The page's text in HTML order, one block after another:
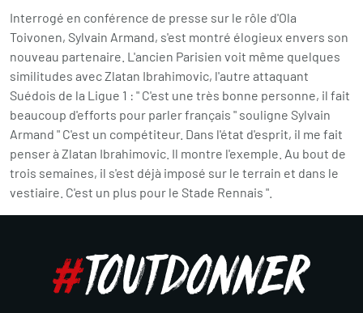
Interrogé en conférence de presse sur le rôle d'Ola
Toivonen, Sylvain Armand, s'est montré élogieux envers son
nouveau partenaire. L'ancien Parisien voit même quelques
similitudes avec Zlatan Ibrahimovic, l'autre attaquant
Suédois de la Ligue 1 : " C'est une très bonne personne, il fait
beaucoup d'efforts pour parler français " souligne Sylvain
Armand " C'est un compétiteur. Dans l'état d'esprit, il me fait
penser à Zlatan Ibrahimovic. Il montre l'exemple. Au bout de
trois semaines, il s'est déjà imposé sur le terrain et dans le
vestiaire. C'est un plus pour le Stade Rennais ".